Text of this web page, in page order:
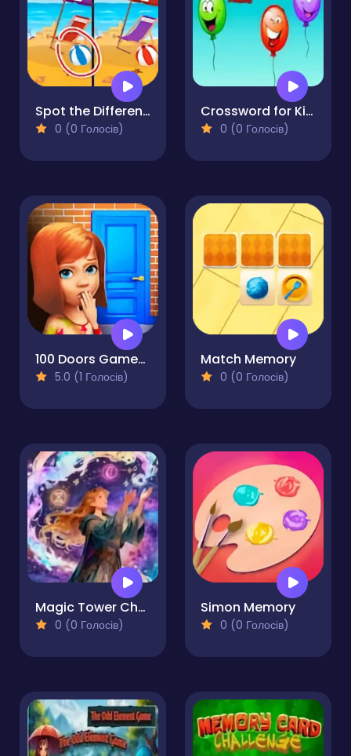
Spot the Difference - Seasons
0 (0 Голосів)
Crossword for Kids
0 (0 Голосів)
100 Doors Games: Escape from School
5.0 (1 Голосів)
Match Memory
0 (0 Голосів)
Magic Tower Challenge Your Memory
0 (0 Голосів)
Simon Memory
0 (0 Голосів)